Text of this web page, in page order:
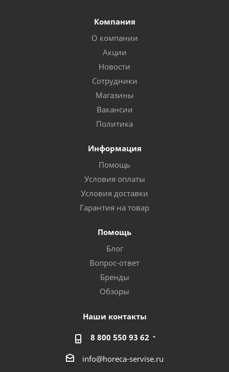
Компания
О компании
Акции
Новости
Сотрудники
Магазины
Вакансии
Политика
Информация
Помощь
Условия оплаты
Условия доставки
Гарантия на товар
Помощь
Блог
Вопрос-ответ
Бренды
Обзоры
Наши контакты
8 800 550 93 62
info@horeca-servise.ru